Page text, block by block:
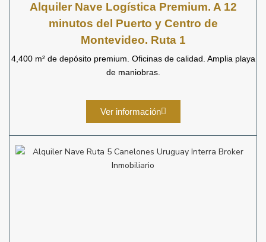
Alquiler Nave Logística Premium. A 12
minutos del Puerto y Centro de
Montevideo. Ruta 1
4,400 m² de depósito premium. Oficinas de calidad. Amplia playa
de maniobras.
Ver información